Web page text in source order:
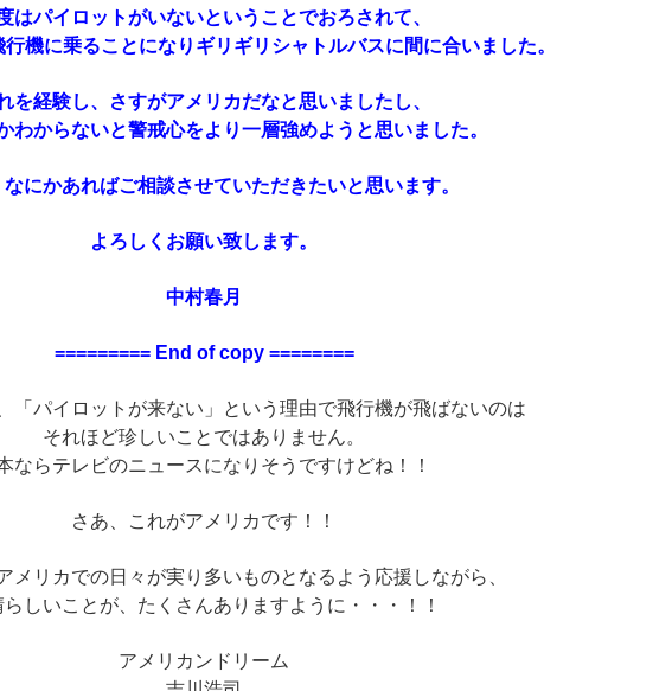
はパイロットがいないということでおろされて、
機に乗ることになりギリギリシャトルバスに間に合いました。
を経験し、さすがアメリカだなと思いましたし、
わからないと警戒心をより一層強めようと思いました。
なにかあればご相談させていただきたいと思います。
よろしくお願い致します。
中村春月
========= End of copy ========
「パイロットが来ない」という理由で飛行機が飛ばないのは
それほど珍しいことではありません。
ならテレビのニュースになりそうですけどね！！
さあ、これがアメリカです！！
メリカでの日々が実り多いものとなるよう応援しながら、
らしいことが、たくさんありますように・・・！！
アメリカンドリーム